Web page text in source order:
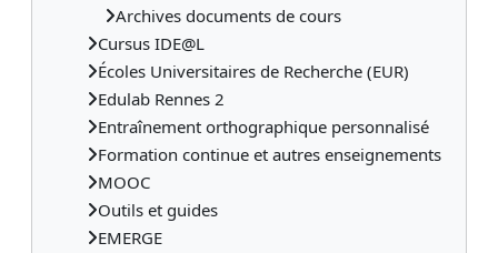
Archives documents de cours
Cursus IDE@L
Écoles Universitaires de Recherche (EUR)
Edulab Rennes 2
Entraînement orthographique personnalisé
Formation continue et autres enseignements
MOOC
Outils et guides
EMERGE